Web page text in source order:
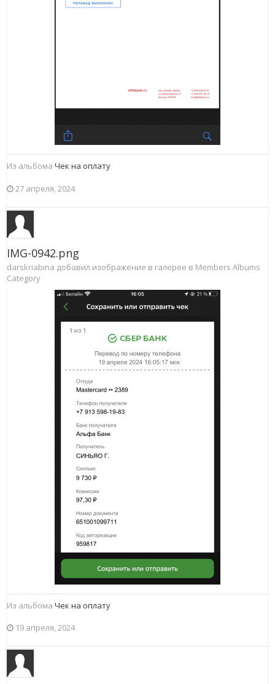
Из альбома Чек на оплату
27 апреля, 2024
IMG-0942.png
darskriabina добавил изображение в галерее в Members Albums
Category
Из альбома Чек на оплату
19 апреля, 2024